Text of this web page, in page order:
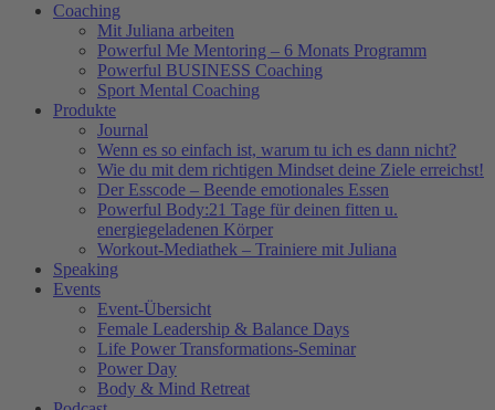
Coaching
Mit Juliana arbeiten
Powerful Me Mentoring – 6 Monats Programm
Powerful BUSINESS Coaching
Sport Mental Coaching
Produkte
Journal
Wenn es so einfach ist, warum tu ich es dann nicht?
Wie du mit dem richtigen Mindset deine Ziele erreichst!
Der Esscode – Beende emotionales Essen
Powerful Body:21 Tage für deinen fitten u.
energiegeladenen Körper
Workout-Mediathek – Trainiere mit Juliana
Speaking
Events
Event-Übersicht
Female Leadership & Balance Days
Life Power Transformations-Seminar
Power Day
Body & Mind Retreat